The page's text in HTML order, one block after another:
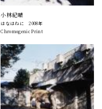
小林紀晴
はなはねに 2008年
Chromogenic Print